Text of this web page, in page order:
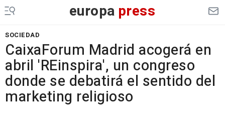
europa press
SOCIEDAD
CaixaForum Madrid acogerá en
abril 'REinspira', un congreso
donde se debatirá el sentido del
marketing religioso